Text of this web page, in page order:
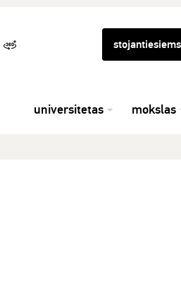
stojantiesiems
universitetas mokslas